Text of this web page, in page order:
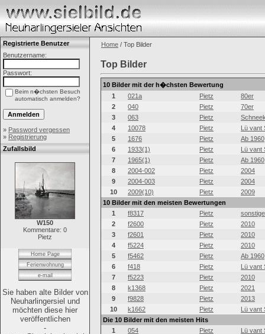
Registrierte Benutzer
Benutzername:
Passwort:
Beim n�chsten Besuch
automatisch anmelden?
» Password vergessen
» Registrierung
Zufallsbild
W150
Kommentare: 0
Pietz
Home Page
Ferienwohnung
e-mail
Sie haben alte Bilder von
Neuharlingersiel und
möchten diese hier
veröffentlichen
-
Home / Top Bilder
Top Bilder
10 Bilder mit der h�chsten Bewertung
1
021a Pietz
80er
2
040 Pietz
70er
3
063 Pietz
4
10078 Pietz
Lü vant
5
1676 Pietz
Ab 1960
6
1933(1) Pietz
Lü vant
7
1965(1) Pietz
Ab 1960
8
2004-002 Pietz
2004
9
2004-003 Pietz
2004
10
2009(10) Pietz
2009
10 Bilder mit den meisten Bewertungen
1
f8317 Pietz
2
f2600 Pietz
2010
3
f2601 Pietz
2010
4
f5224 Pietz
2010
5
f5462 Pietz
Ab 1960
6
f418 Pietz
Lü vant
7
f5223 Pietz
2010
8
k1368 Pietz
2021
9
f9828 Pietz
2013
10
k1662 Pietz
Lü vant
Die 10 Bilder mit den meisten Hits
1
054 Pietz
Lü vant